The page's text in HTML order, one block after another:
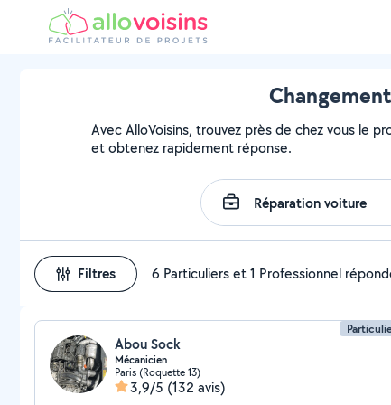
Avec AlloVoisins, trouvez près de chez vous le
et obtenez rapidement réponse.
Filtres 6 Particuliers et 1 Professionnel
Abou Sock
Mécanicien
Paris (Roquette 13)
3,9/5 (132 avis)